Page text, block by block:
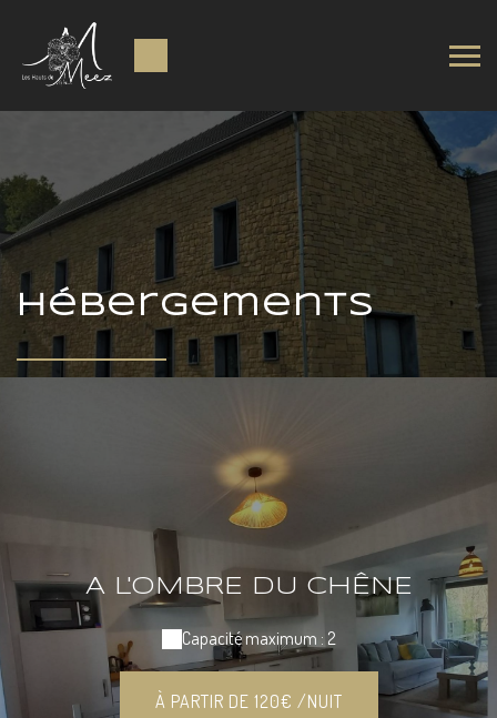
Hébergements
A L'OMBRE DU CHÊNE
Capacité maximum : 2
À PARTIR DE 120€ /NUIT